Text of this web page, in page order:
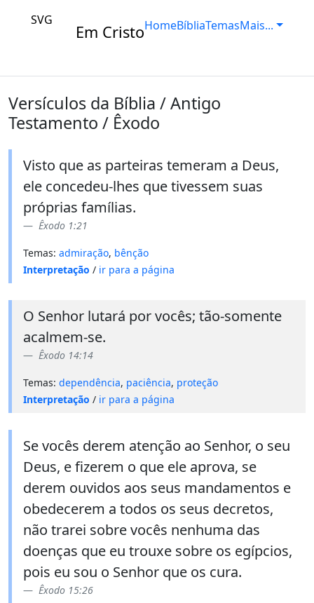
SVG
Em CristoHomeBíbliaTemasMais...
Versículos da Bíblia / Antigo
Testamento / Êxodo
Visto que as parteiras temeram a Deus,
ele concedeu-lhes que tivessem suas
próprias famílias.
Êxodo 1:21
Temas: admiração, bênção
Interpretação / ir para a página
O Senhor lutará por vocês; tão-somente
acalmem-se.
Êxodo 14:14
Temas: dependência, paciência, proteção
Interpretação / ir para a página
Se vocês derem atenção ao Senhor, o seu
Deus, e fizerem o que ele aprova, se
derem ouvidos aos seus mandamentos e
obedecerem a todos os seus decretos,
não trarei sobre vocês nenhuma das
doenças que eu trouxe sobre os egípcios,
pois eu sou o Senhor que os cura.
Êxodo 15:26